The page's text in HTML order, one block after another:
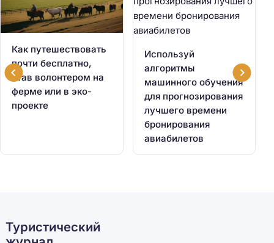
Как путешествовать
почти бесплатно,
став волонтером на
ферме или в эко-
проекте
Используй
алгоритмы
машинного обучения
для прогнозирования
лучшего времени
бронирования
авиабилетов
Туристический